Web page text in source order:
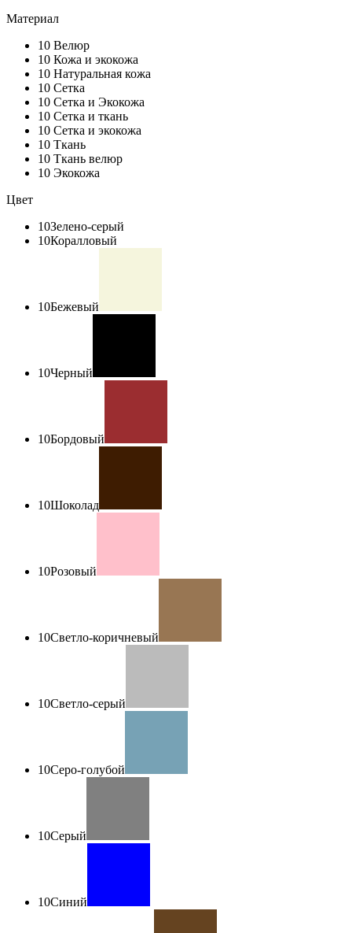
Материал
10 Велюр
10 Кожа и экокожа
10 Натуральная кожа
10 Сетка
10 Сетка и Экокожа
10 Сетка и ткань
10 Сетка и экокожа
10 Ткань
10 Ткань велюр
10 Экокожа
Цвет
10Зелено-серый
10Коралловый
10Бежевый
10Черный
10Бордовый
10Шоколад
10Розовый
10Светло-коричневый
10Светло-серый
10Серо-голубой
10Серый
10Синий